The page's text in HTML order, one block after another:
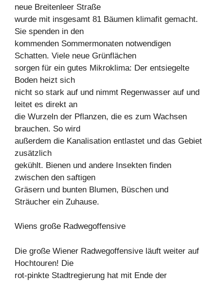
neue Breitenleer Straße
wurde mit insgesamt 81 Bäumen klimafit gemacht.
Sie spenden in den
kommenden Sommermonaten notwendigen
Schatten. Viele neue Grünflächen
sorgen für ein gutes Mikroklima: Der entsiegelte
Boden heizt sich
nicht so stark auf und nimmt Regenwasser auf und
leitet es direkt an
die Wurzeln der Pflanzen, die es zum Wachsen
brauchen. So wird
außerdem die Kanalisation entlastet und das Gebiet
zusätzlich
gekühlt. Bienen und andere Insekten finden
zwischen den saftigen
Gräsern und bunten Blumen, Büschen und
Sträucher ein Zuhause.
Wiens große Radwegoffensive
Die große Wiener Radwegoffensive läuft weiter auf
Hochtouren! Die
rot-pinkte Stadtregierung hat mit Ende der